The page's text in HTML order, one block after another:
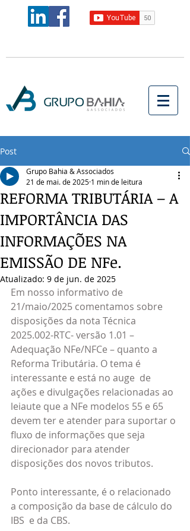
Post
REFORMA TRIBUTÁRIA – A
IMPORTÂNCIA DAS
INFORMAÇÕES NA
EMISSÃO DE NFe.
Grupo Bahia & Associados
21 de mai. de 2025 1 min de leitura
Atualizado: 9 de jun. de 2025
Em nosso informativo de
21/maio/2025 comentamos sobre
disposições da nota Técnica
2025.002-RTC- versão 1.01 –
Adequação NFe/NFCe – quanto a
Reforma Tributária. O tema é
interessante e está no auge  de
ações e divulgações relacionadas ao
leiaute que a NFe modelos 55 e 65
devem ter e atender para suportar o
fluxo de informações que seja
direcionador para atender
disposições dos novos tributos.
Ponto interessante, é o relacionado
a composição da base de cálculo do
IBS  e da CBS.